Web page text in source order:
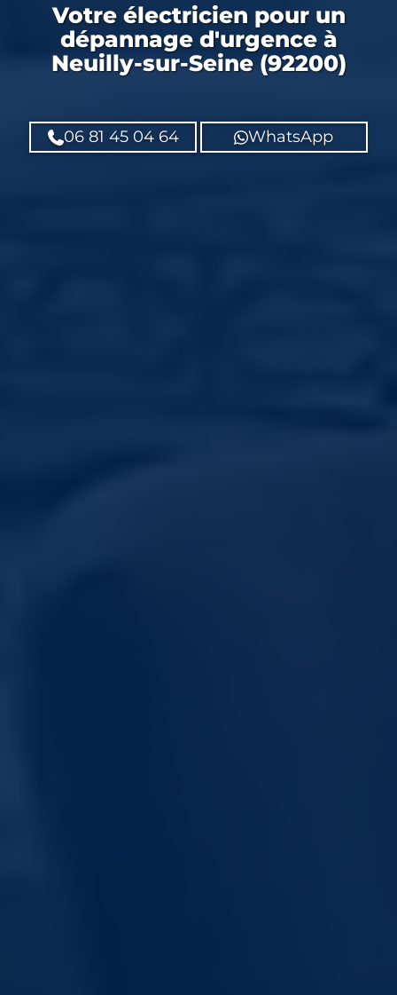
Votre électricienpour un
dépannage d'urgence à
Neuilly-sur-Seine (92200)
06 81 45 04 64 WhatsApp